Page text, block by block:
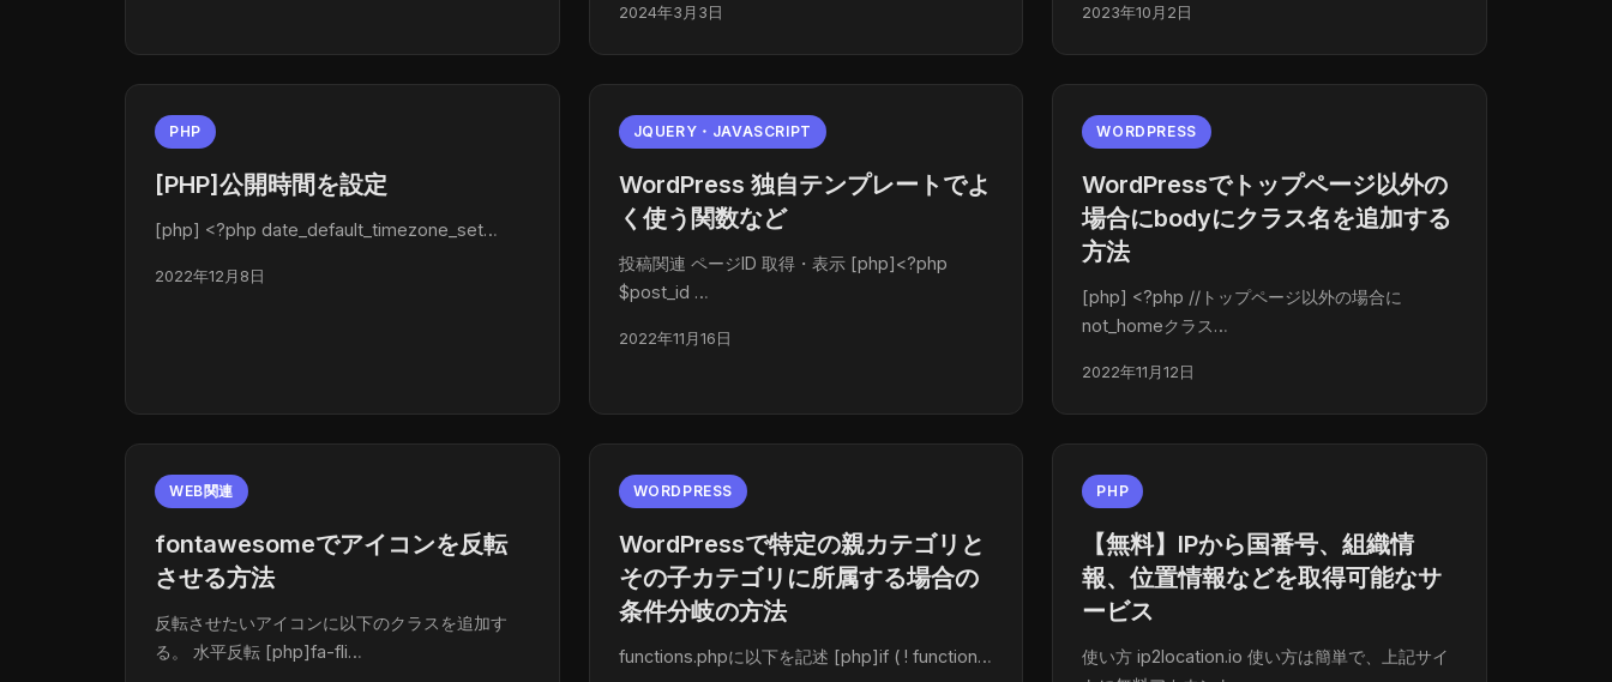
2024年3月3日 2023年10月2日
PHP
[PHP]公開時間を設定
[php] <?php date_default_timezone_set…
2022年12月8日
JQUERY・JAVASCRIPT
WordPress 独自テンプレートでよ
く使う関数など
投稿関連 ページID 取得・表示 [php]<?php
$post_id …
2022年11月16日
WORDPRESS
WordPressでトップページ以外の
場合にbodyにクラス名を追加する
方法
[php] <?php //トップページ以外の場合に
not_homeクラス…
2022年11月12日
WEB関連
fontawesomeでアイコンを反転
させる方法
反転させたいアイコンに以下のクラスを追加す
る。 水平反転 [php]fa-fli…
WORDPRESS
WordPressで特定の親カテゴリと
その子カテゴリに所属する場合の
条件分岐の方法
functions.phpに以下を記述 [php]if ( ! function…
PHP
【無料】IPから国番号、組織情
報、位置情報などを取得可能なサ
ービス
使い方 ip2location.io 使い方は簡単で、上記サイ